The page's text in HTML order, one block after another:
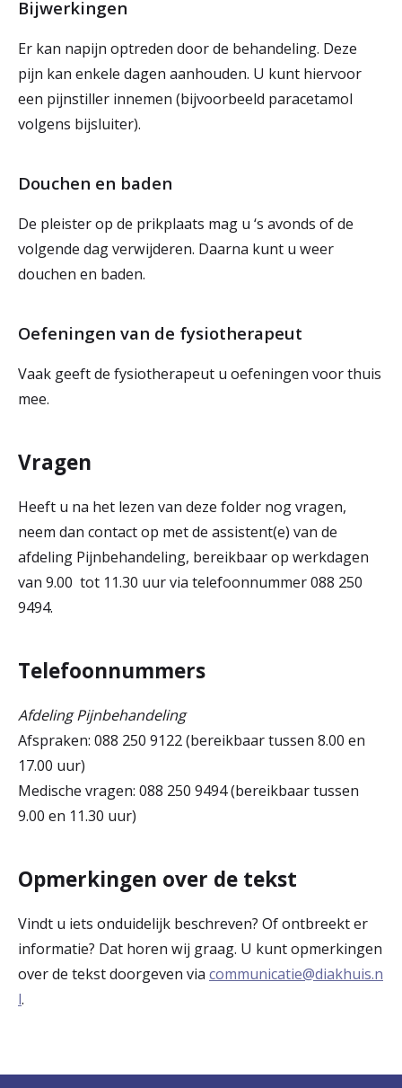
Bijwerkingen
Er kan napijn optreden door de behandeling. Deze
pijn kan enkele dagen aanhouden. U kunt hiervoor
een pijnstiller innemen (bijvoorbeeld paracetamol
volgens bijsluiter).
Douchen en baden
De pleister op de prikplaats mag u ‘s avonds of de
volgende dag verwijderen. Daarna kunt u weer
douchen en baden.
Oefeningen van de fysiotherapeut
Vaak geeft de fysiotherapeut u oefeningen voor thuis
mee.
Vragen
Heeft u na het lezen van deze folder nog vragen,
neem dan contact op met de assistent(e) van de
afdeling Pijnbehandeling, bereikbaar op werkdagen
van 9.00 tot 11.30 uur via telefoonnummer 088 250
9494.
Telefoonnummers
Afdeling Pijnbehandeling
Afspraken: 088 250 9122 (bereikbaar tussen 8.00 en
17.00 uur)
Medische vragen: 088 250 9494 (bereikbaar tussen
9.00 en 11.30 uur)
Opmerkingen over de tekst
Vindt u iets onduidelijk beschreven? Of ontbreekt er
informatie? Dat horen wij graag. U kunt opmerkingen
over de tekst doorgeven via communicatie@diakhuis.n
l.